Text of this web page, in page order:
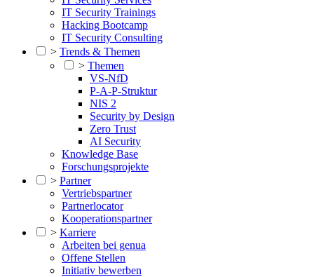
IT Security Trainings
Hacking Bootcamp
IT Security Consulting
> Trends & Themen
> Themen
VS-NfD
P-A-P-Struktur
NIS 2
Security by Design
Zero Trust
AI Security
Knowledge Base
Forschungsprojekte
> Partner
Vertriebspartner
Partnerlocator
Kooperationspartner
> Karriere
Arbeiten bei genua
Offene Stellen
Initiativ bewerben